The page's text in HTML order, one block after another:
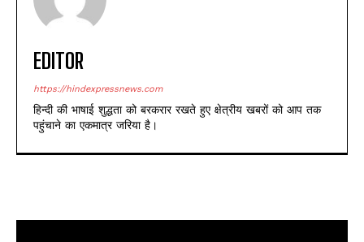
EDITOR
https://hindexpressnews.com
हिन्दी की भाषाई शुद्धता को बरकरार रखते हुए क्षेत्रीय खबरों को आप तक
पहुंचाने का एकमात्र जरिया है।